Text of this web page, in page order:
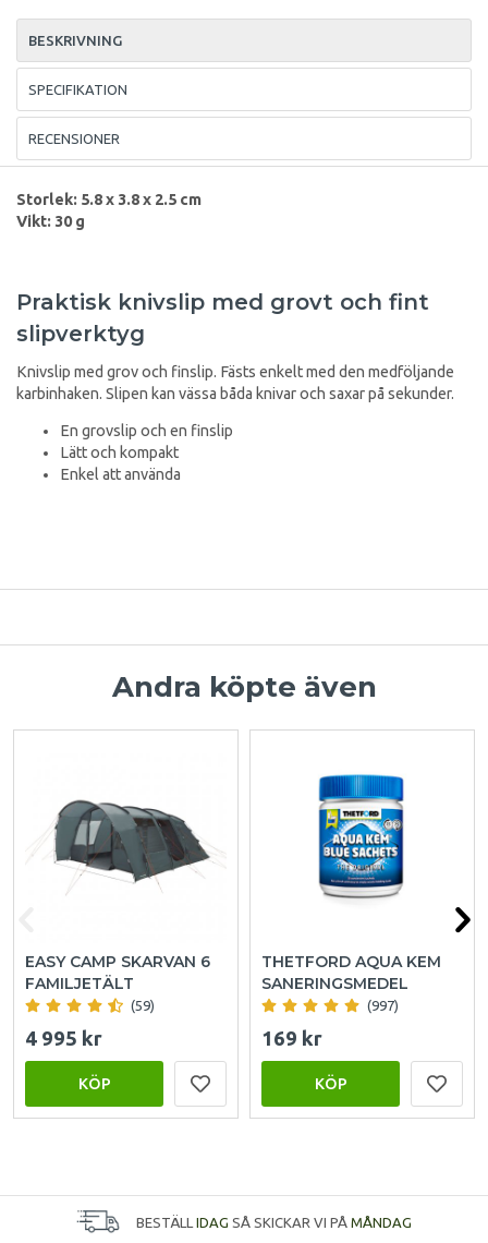
BESKRIVNING
SPECIFIKATION
RECENSIONER
Storlek: 5.8 x 3.8 x 2.5 cm
Vikt: 30 g
Praktisk knivslip med grovt och fint
slipverktyg
Knivslip med grov och finslip. Fästs enkelt med den medföljande
karbinhaken. Slipen kan vässa båda knivar och saxar på sekunder.
En grovslip och en finslip
Lätt och kompakt
Enkel att använda
Andra köpte även
EASY CAMP SKARVAN 6
FAMILJETÄLT
(59)
4 995 kr
KÖP
THETFORD AQUA KEM
SANERINGSMEDEL
(997)
169 kr
KÖP
BESTÄLL IDAG SÅ SKICKAR VI PÅ MÅNDAG